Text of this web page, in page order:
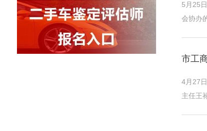
5月25
会协办
市工
4月27
主任王